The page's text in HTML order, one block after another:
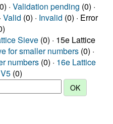
· Validation pending (0) ·
Valid (0) · Invalid (0) · Error
Sieve (0) · 15e Lattice
for smaller numbers (0) ·
numbers (0) · 16e Lattice
(0)